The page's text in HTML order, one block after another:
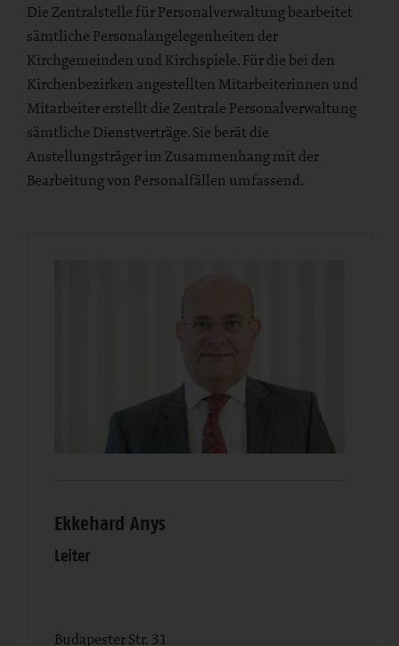
Die Zentralstelle für Personalverwaltung bearbeitet
sämtliche Personalangelegenheiten der
Kirchgemeinden und Kirchspiele. Für die bei den
Kirchenbezirken angestellten Mitarbeiterinnen und
Mitarbeiter erstellt die Zentrale Personalverwaltung
sämtliche Dienstverträge. Sie berät die
Anstellungsträger im Zusammenhang mit der
Bearbeitung von Personalfällen umfassend.
Ekkehard Anys
Leiter
Budapester Str. 31